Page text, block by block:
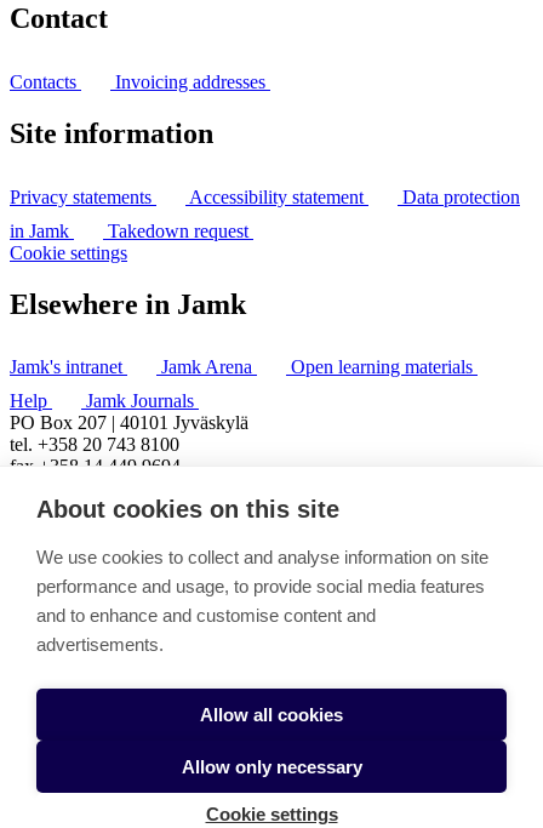
Contact
Contacts Invoicing addresses
Site information
Privacy statements Accessibility statement
Data protection
in Jamk
Takedown request
Cookie settings
Elsewhere in Jamk
Jamk's intranet Jamk Arena
Open learning materials
Help
Jamk Journals
PO Box 207 | 40101 Jyväskylä
tel. +358 20 743 8100
fax +358 14 449 9694
About cookies on this site
We use cookies to collect and analyse information on site
performance and usage, to provide social media features
and to enhance and customise content and
advertisements.
Allow all cookies
Allow only necessary
Cookie settings